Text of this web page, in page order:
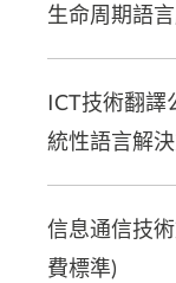
生命周期語
ICT技術翻譯
統性語言解
信息通信技
費標準)